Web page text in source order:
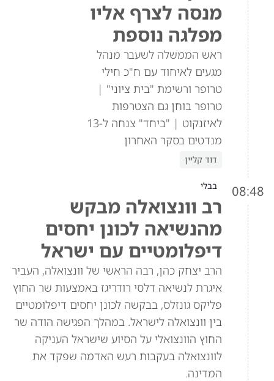
מנסה לצרף אליו
מפלגה נוספת
ראש הממשלה לשעבר מנהל
מגעים לאיחוד עם ח"כ חילי
טרופר ורשימת "בית ציוני" |
טרופר בוחן גם הצטרפות
לאיזנקוט | "ביחד" צנחה ל-13
מנדטים בסקר האחרון
דוד קליין
08:48 בבלי
רב וונצואלה מבקש
מהנשיאה לכונן יחסים
דיפלומטיים עם ישראל
הרב יצחק כהן, רבה הראשי של וונצואלה, העביר
איגרת לנשיאה דלסי רודריגז באמצעות שר החוץ
פליקס גונזלס, בבקשה לכונן יחסים דיפלומטיים
בין וונצואלה לישראל. במהלך הפגישה הודה שר
החוץ הוונצואלי על הסיוע שישראל העניקה
לוונצואלה בעקבות רעש האדמה שפקד את
המדינה.